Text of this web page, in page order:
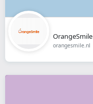
OrangeSmile
orangesmile.nl